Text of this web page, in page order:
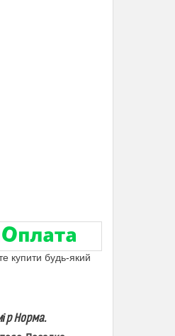
купити будь-який
Розмір Норма.